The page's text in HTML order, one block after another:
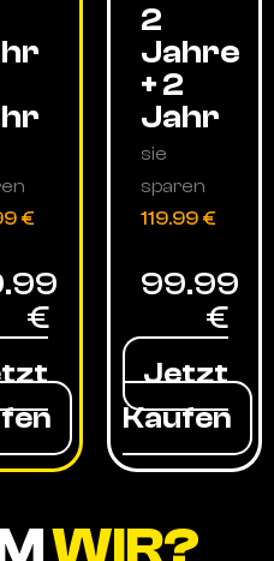
€
€
2
Jahre
+ 2
Jahr
sie
sparen
119.99 €
99.99
€
Jetzt
Kaufen
WIR?